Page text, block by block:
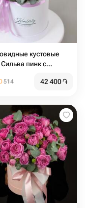
кустовые
пинк с
514 42 400֏